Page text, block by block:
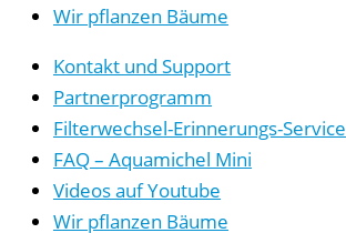
Wir pflanzen Bäume
Kontakt und Support
Partnerprogramm
Filterwechsel-Erinnerungs-Service
FAQ – Aquamichel Mini
Videos auf Youtube
Wir pflanzen Bäume